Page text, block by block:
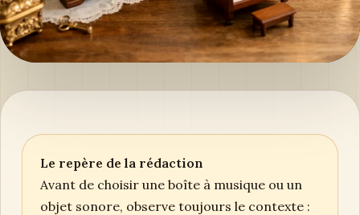
Le repère de la rédaction
Avant de choisir une boîte à musique ou un
objet sonore, observe toujours le contexte :